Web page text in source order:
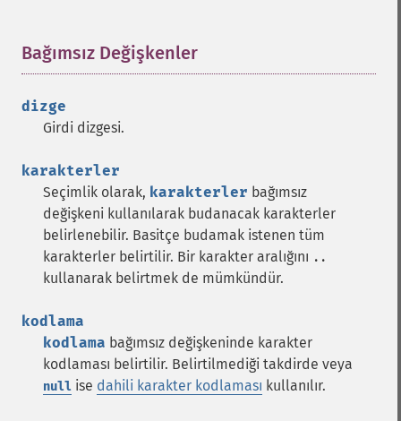
Bağımsız Değişkenler
dizge
Girdi dizgesi.
karakterler
Seçimlik olarak, karakterler bağımsız
değişkeni kullanılarak budanacak karakterler
belirlenebilir. Basitçe budamak istenen tüm
karakterler belirtilir. Bir karakter aralığını ..
kullanarak belirtmek de mümkündür.
kodlama
kodlama bağımsız değişkeninde karakter
kodlaması belirtilir. Belirtilmediği takdirde veya
null ise dahili karakter kodlaması kullanılır.